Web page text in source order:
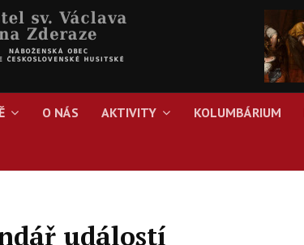
O NÁS AKTIVITY KOLUMBÁRIUM
událostí